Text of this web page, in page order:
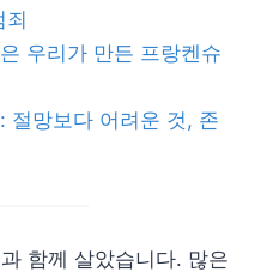
죄
우리가 만든 프랑켄슈
절망보다 어려운 것, 존
함께 살았습니다. 많은